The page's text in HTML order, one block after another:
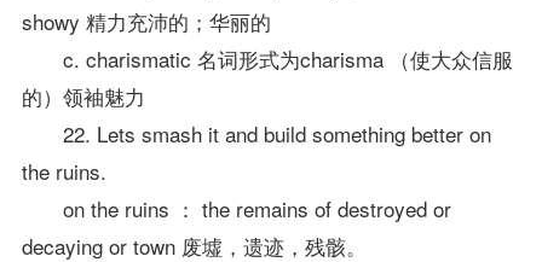
showy 精力充沛的；华丽的
c. charismatic 名词形式为charisma （使大众信服
的）领袖魅力
22. Lets smash it and build something better on
the ruins.
on the ruins ： the remains of destroyed or
decaying or town 废墟，遗迹，残骸。